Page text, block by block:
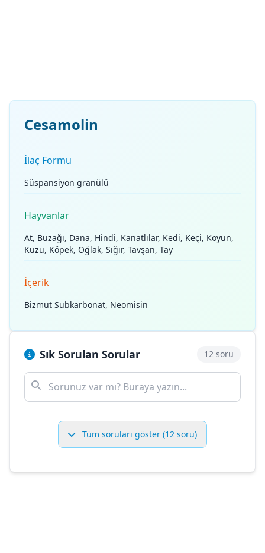
Cesamolin
İlaç Formu
Süspansiyon granülü
Hayvanlar
At, Buzağı, Dana, Hindi, Kanatlılar, Kedi, Keçi, Koyun,
Kuzu, Köpek, Oğlak, Sığır, Tavşan, Tay
İçerik
Bizmut Subkarbonat, Neomisin
Sık Sorulan Sorular 12 soru
Tüm soruları göster (12 soru)